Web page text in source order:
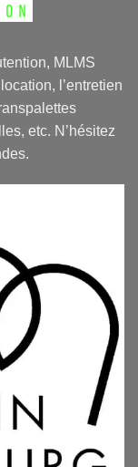
MLMS
l’entretien
etc. N’hésitez